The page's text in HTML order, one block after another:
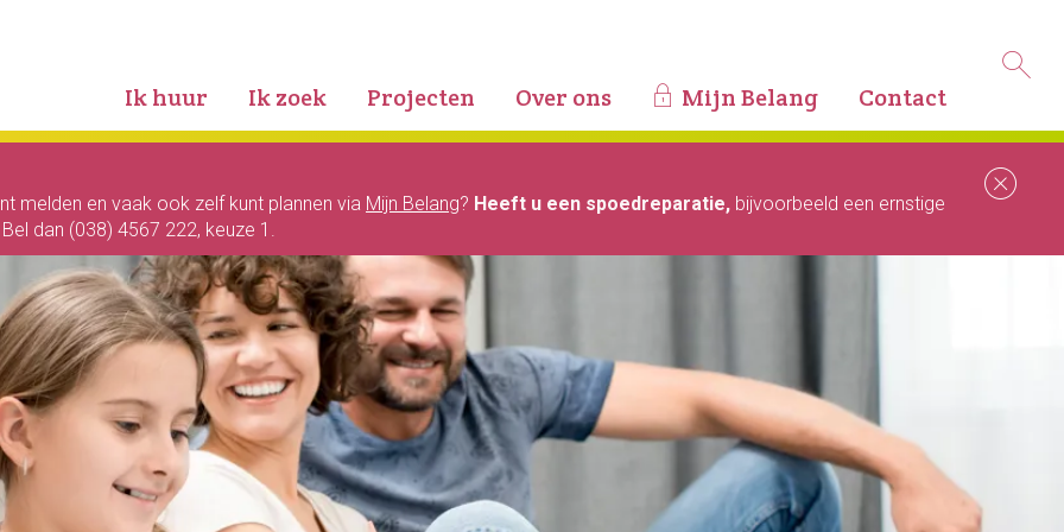
Ik huur Ik zoek Projecten Over ons Mijn Belang Contact
melden en vaak ook zelf kunt plannen via Mijn Belang? Heeft u een spoedreparatie, bijvoorbeeld een ernstige
dan (038) 4567 222, keuze 1.